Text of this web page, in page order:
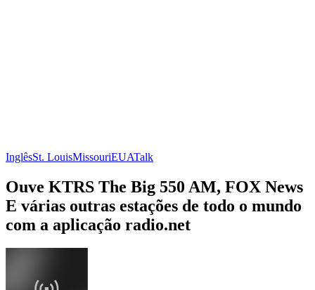
InglêsSt. LouisMissouriEUATalk
Ouve KTRS The Big 550 AM, FOX News
E várias outras estações de todo o mundo
com a aplicação radio.net